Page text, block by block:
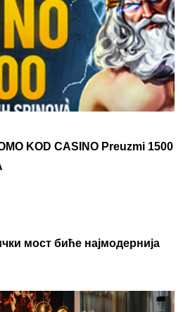
KOD CASINO Preuzmi 1500
мост биће најмодернија